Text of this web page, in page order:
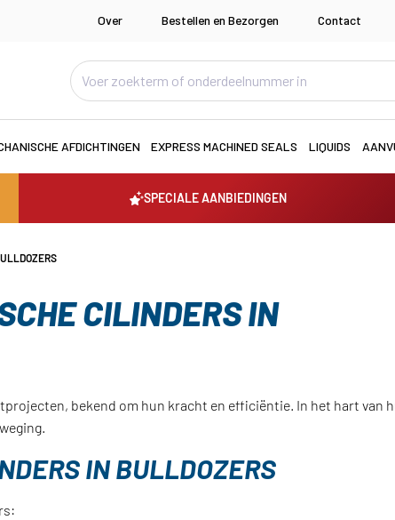
Over Bestellen en Bezorgen Contact
AFDICHTINGEN EXPRESS MACHINED SEALS LIQUIDS
SPECIALE AANBIEDINGEN
CILINDERS IN
bekend om hun kracht en efficiëntie. In het hart van
IN BULLDOZERS